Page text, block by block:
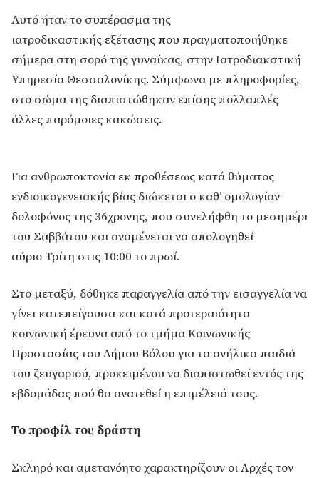
Αυτό ήταν το συπέρασμα της
ιατροδικαστικής εξέτασης που πραγματοποιήθηκε
σήμερα στη σορό της γυναίκας, στηνΙατροδιακστική
Υπηρεσία Θεσσαλονίκης. Σύμφωνα με πληροφορίες,
στο σώμα της διαπιστώθηκαν επίσης πολλαπλές
άλλες παρόμοιες κακώσεις.
Για ανθρωποκτονία εκ προθέσεως κατά θύματος
ενδιοικογενειακής βίας διώκεται ο καθ’ ομολογίαν
δολοφόνος της 36χρονης, που συνελήφθη το μεσημέρι
του Σαββάτου και αναμένεται να απολογηθεί
αύριο Τρίτη στις 10:00 το πρωί.
Στο μεταξύ, δόθηκε παραγγελία από την εισαγγελία να
γίνει κατεπείγουσα και κατά προτεραιότητα
κοινωνική έρευνα από το τμήμα Κοινωνικής
Προστασίας του Δήμου Βόλου για τα ανήλικα παιδιά
του ζευγαριού, προκειμένου να διαπιστωθεί εντός της
εβδομάδας πού θα ανατεθεί η επιμέλειά τους.
Το προφίλ του δράστη
Σκληρό και αμετανόητο χαρακτηρίζουν οι Αρχές τον